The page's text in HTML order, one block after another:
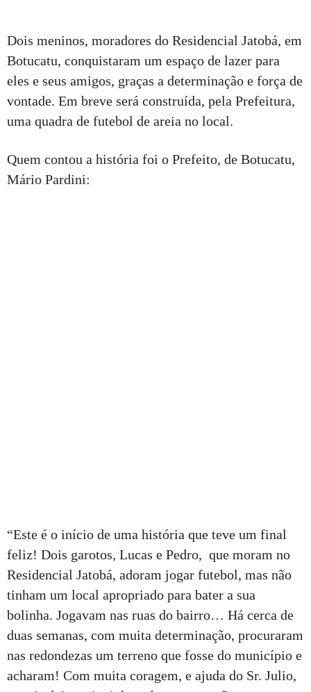
Dois meninos, moradores do Residencial Jatobá, em
Botucatu, conquistaram um espaço de lazer para
eles e seus amigos, graças a determinação e força de
vontade. Em breve será construída, pela Prefeitura,
uma quadra de futebol de areia no local.
Quem contou a história foi o Prefeito, de Botucatu,
Mário Pardini:
“Este é o início de uma história que teve um final
feliz! Dois garotos, Lucas e Pedro, que moram no
Residencial Jatobá, adoram jogar futebol, mas não
tinham um local apropriado para bater a sua
bolinha. Jogavam nas ruas do bairro… Há cerca de
duas semanas, com muita determinação, procuraram
nas redondezas um terreno que fosse do município e
acharam! Com muita coragem, e ajuda do Sr. Julio,